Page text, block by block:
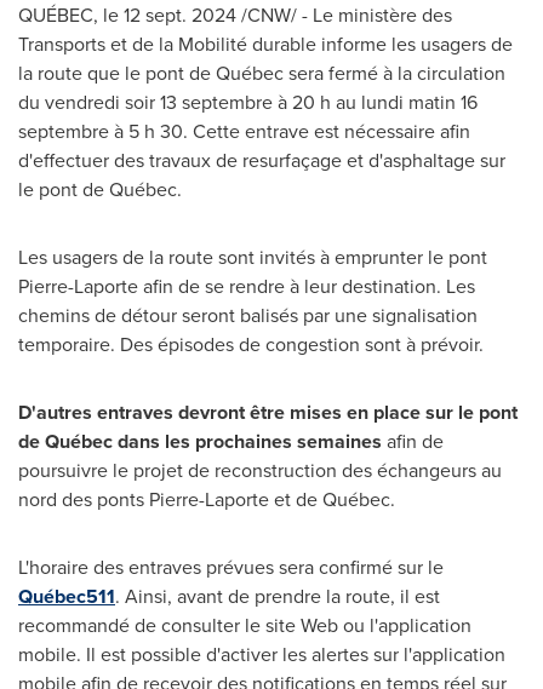
QUÉBEC, le12 sept. 2024/CNW/ - Le ministère des
Transports et de la Mobilité durable informe les usagers de
la route que le pont de Québec sera fermé à la circulation
du vendredi soir 13 septembre à 20 h au lundi matin 16
septembre à 5 h 30. Cette entrave est nécessaire afin
d'effectuer des travaux de resurfaçage et d'asphaltage sur
le pont de Québec.
Les usagers de la route sont invités à emprunter le pont
Pierre-Laporte afin de se rendre à leur destination. Les
chemins de détour seront balisés par une signalisation
temporaire. Des épisodes de congestion sont à prévoir.
D'autres entraves devront être mises en place sur le pont
de Québec dans les prochaines semaines afin de
poursuivre le projet de reconstruction des échangeurs au
nord des ponts Pierre-Laporte et de Québec.
L'horaire des entraves prévues sera confirmé sur le
Québec511. Ainsi, avant de prendre la route, il est
recommandé de consulter le site Web ou l'application
mobile. Il est possible d'activer les alertes sur l'application